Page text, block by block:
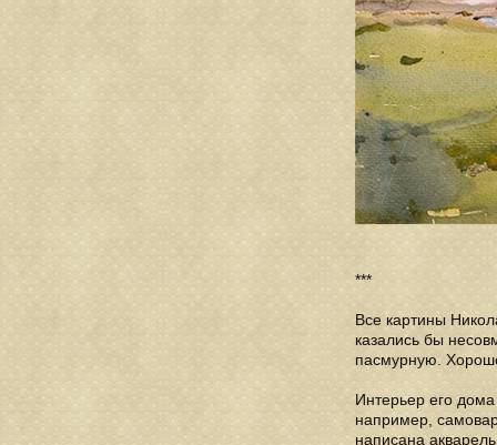
***
Все картины
казались бы
пасмурную.
Интерьер его
например,
написана